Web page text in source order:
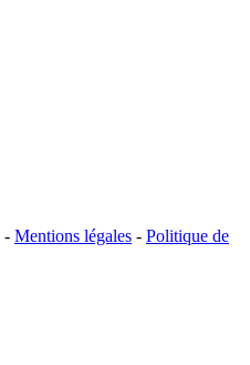
- Mentions légales - Politique de